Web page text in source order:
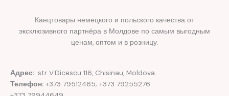
Канцтовары немецкого и польского качества от
эксклюзивного партнёра в Молдове по самым выгодным
ценам, оптом и в розницу.
Адрес: str V.Dicescu 116, Chisinau, Moldova.
Телефон: +373 79512465; +373 79255276